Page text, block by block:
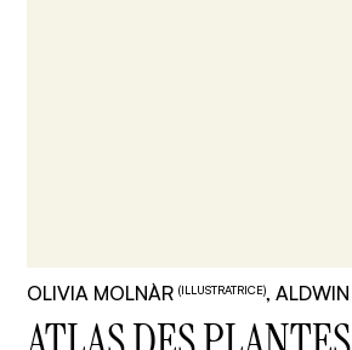
OLIVIA MOLNÀR(ILLUSTRATRICE),